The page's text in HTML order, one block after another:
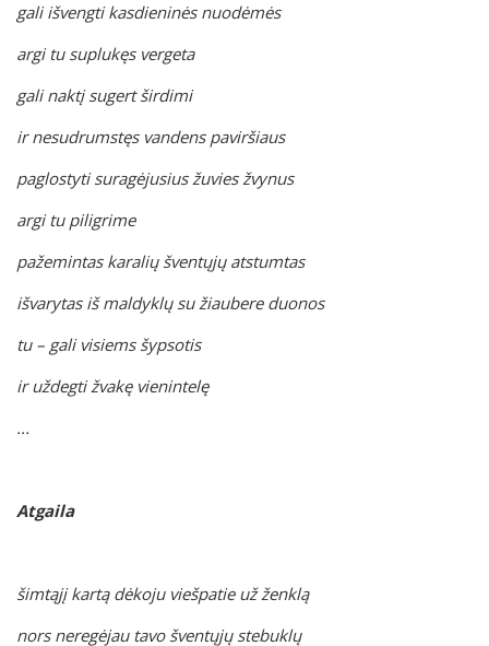
gali išvengti kasdieninės nuodėmės
argi tu suplukęs vergeta
gali naktį sugert širdimi
ir nesudrumstęs vandens paviršiaus
paglostyti suragėjusius žuvies žvynus
argi tu piligrime
pažemintas karalių šventųjų atstumtas
išvarytas iš maldyklų su žiaubere duonos
tu – gali visiems šypsotis
ir uždegti žvakę vienintelę
...
Atgaila
šimtąjį kartą dėkoju viešpatie už ženklą
nors neregėjau tavo šventųjų stebuklų